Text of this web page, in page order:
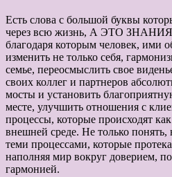
Есть слова с большой буквы
через всю жизнь, А ЭТО
благодаря которым человек, ими
изменить не только себя,
семье, переосмыслить свое
своих коллег и партнеров
мосты и установить
месте, улучшить отношения с
процессы, которые происходят
внешней среде. Не только понять,
теми процессами, которые
наполняя мир вокруг доверием,
гармонией.